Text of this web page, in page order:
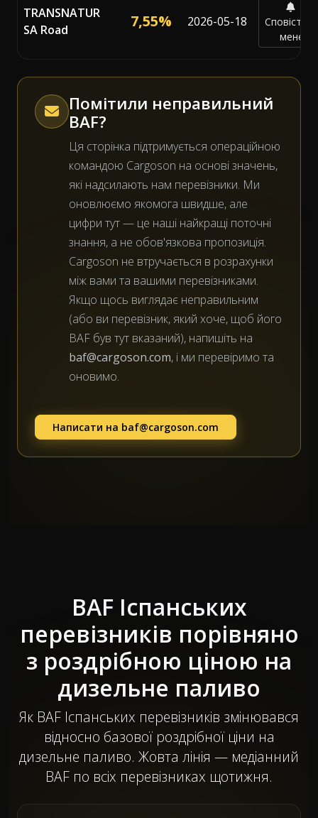
TRANSNATUR
SA Road
7,55% 2026-05-18
Сповістити
мене
Помітили неправильний
BAF?
Ця сторінка підтримується операційною
командою Cargoson на основі значень,
які надсилають нам перевізники. Ми
оновлюємо якомога швидше, але
цифри тут — це наші найкращі поточні
знання, а не обов'язкова пропозиція.
Cargoson не втручається в розрахунки
між вами та вашими перевізниками.
Якщо щось виглядає неправильним
(або ви перевізник, який хоче, щоб його
BAF був тут вказаний), напишіть на
baf@cargoson.com, і ми перевіримо та
оновимо.
Написати на baf@cargoson.com
BAF Іспанських
перевізників порівняно
з роздрібною ціною на
дизельне паливо
Як BAF Іспанських перевізників змінювався
відносно базової роздрібної ціни на
дизельне паливо. Жовта лінія — медіанний
BAF по всіх перевізниках щотижня.